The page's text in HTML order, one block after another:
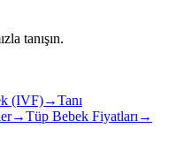
tanışın.
(IVF)→Tanı
→Tüp Bebek Fiyatları →